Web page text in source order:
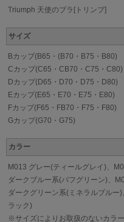
Triumph 天使のブラ[トリンプ]
サイズ
Bカップ(B65・(B70・B75・B80)
Cカップ(C65・CB70・C75・C80)
Dカップ(D65・D70・D75・D80)
Eカップ(E65・E70・E75・E80)
Fカップ(F65・FB70・F75・F80)
Gカップ(G70・G75)
カラー
M013 グレー(ティールグレイ)、
ダークブルー系(パフグリーン)、
ダークグリーン系(ミネラルブルー
ラック)
※サイズによりお取扱のないカラ